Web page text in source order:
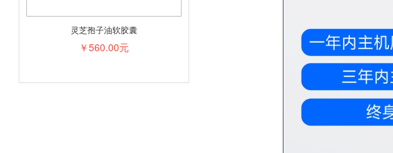
灵芝孢子油软胶囊
￥560.00元